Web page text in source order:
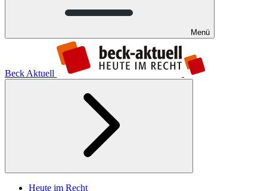
Menü
Beck Aktuell
Heute im Recht